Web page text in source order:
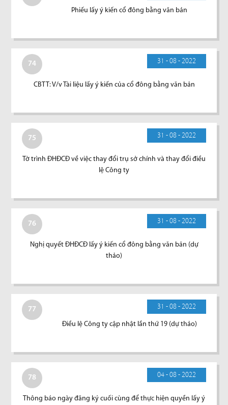
Phiếu lấy ý kiến cổ đông bằng văn bản
74 31 - 08 - 2022
CBTT: V/v Tài liệu lấy ý kiến của cổ đông bằng văn bản
75 31 - 08 - 2022
Tờ trình ĐHĐCĐ về việc thay đổi trụ sở chính và thay đổi điều
lệ Công ty
76 31 - 08 - 2022
Nghị quyết ĐHĐCĐ lấy ý kiến cổ đông bằng văn bản (dự
thảo)
77 31 - 08 - 2022
Điều lệ Công ty cập nhật lần thứ 19 (dự thảo)
78 04 - 08 - 2022
Thông báo ngày đăng ký cuối cùng để thực hiện quyền lấy ý